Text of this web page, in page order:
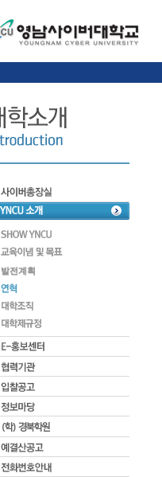
발전계획
(학) 경북학원